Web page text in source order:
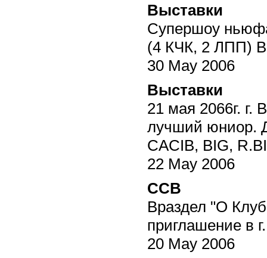
Выставки
Cупершоу
(4 КЧК, 2 ЛПП)
30 May 2006
Выставки
21 мая 2066г. г.
лучший юниор.
CACIB, BIG,
22 May 2006
ССВ
Враздел "О
приглашение в
20 May 2006